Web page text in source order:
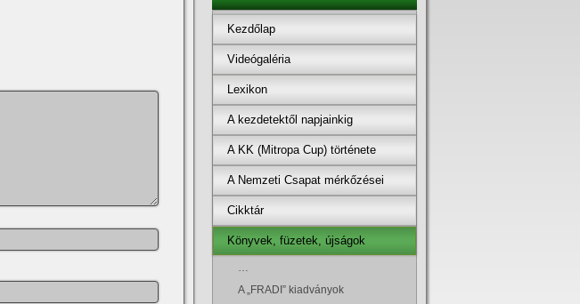
Kezdőlap
Videógaléria
Lexikon
A kezdetektől napjainkig
A KK (Mitropa Cup) története
A Nemzeti Csapat mérkőzései
Cikktár
Könyvek, füzetek, újságok
A „FRADI” kiadványok